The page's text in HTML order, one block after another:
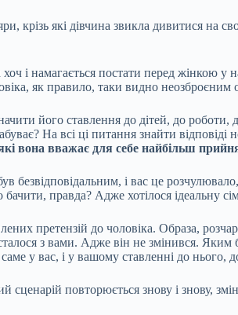
крізь які дівчина звикла дивитися на
і намагається постати перед жінкою
як правило, таки видно неозброєним
його ставлення до дітей, до роботи,
На всі ці питання знайти
вона вважає для себе найбільш
безвідповідальним, і вас це
правда? Адже хотілося ідеальну
претензій до чоловіка. Образа,
з вами. Адже він не змінився.
у вас, і у вашому ставленні до нього,
сценарій повторюється знову і знову,